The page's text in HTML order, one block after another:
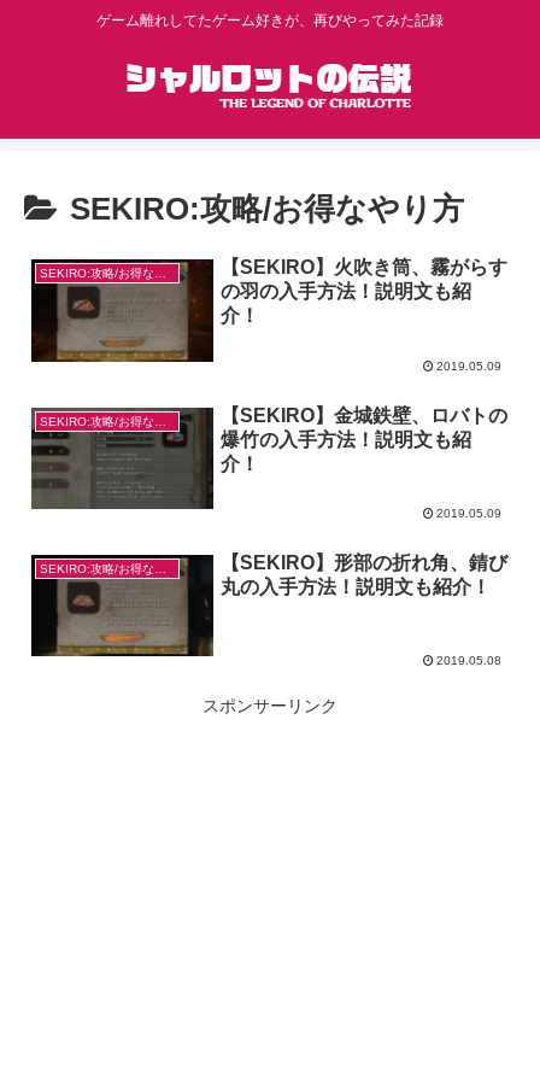
ゲーム離れしてたゲーム好きが、再びやってみた記録
SEKIRO:攻略/お得なやり方
SEKIRO:攻略/お得なやり方
【SEKIRO】火吹き筒、霧がらす
の羽の入手方法！説明文も紹
介！
2019.05.09
【SEKIRO】金城鉄壁、ロバトの
爆竹の入手方法！説明文も紹
介！
2019.05.09
【SEKIRO】形部の折れ角、錆び
丸の入手方法！説明文も紹介！
2019.05.08
スポンサーリンク